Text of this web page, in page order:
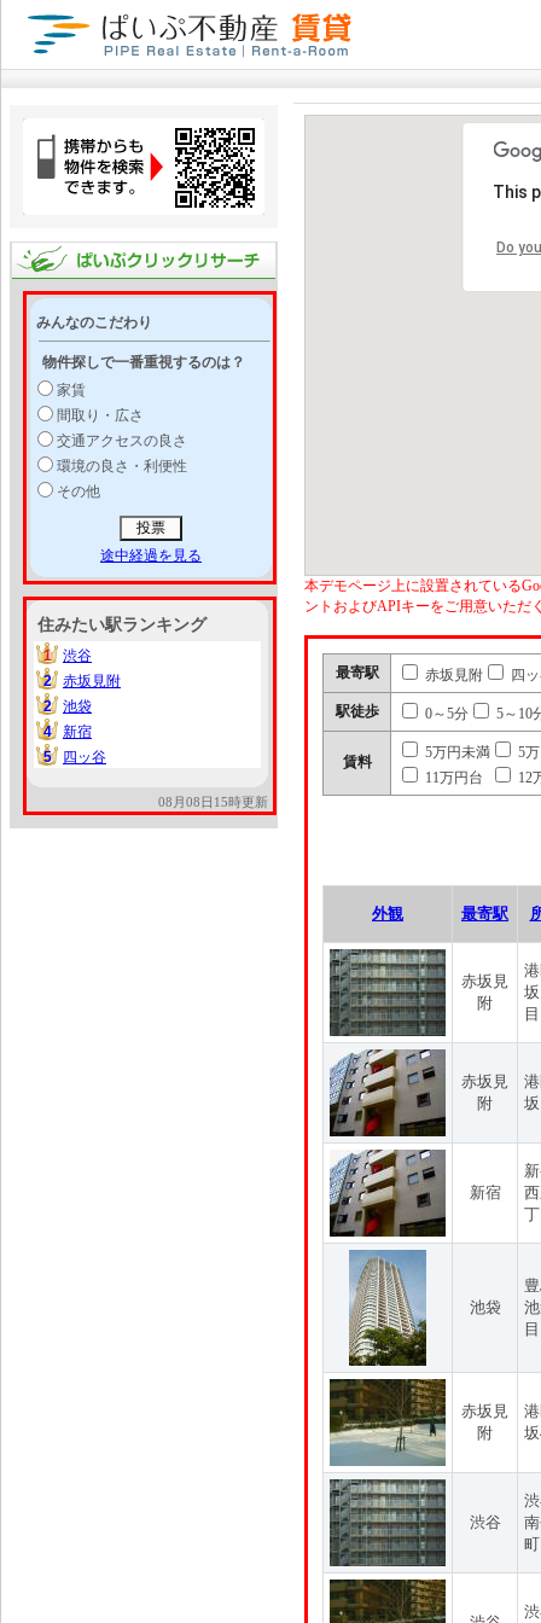
みんなのこだわり
物件探しで一番重視するのは？
家賃
間取り・広さ
交通アクセスの良さ
環境の良さ・利便性
その他
途中経過を見る
住みたい駅ランキング
1
1
渋谷
2
2
赤坂見附
2
2
池袋
4
4
新宿
5
5 四ッ谷
08月08日15時更新
This
Do
本デモページ上に設置されている
ントおよびAPIキーをご用意いただ
最寄駅 赤坂見附 四
駅徒歩 0～5分 5～10
賃料
5万円未満
5
11万円台
12
外観 最寄駅
赤坂見
附
目
赤坂見
附
新宿
池袋
目
赤坂見
附
渋谷